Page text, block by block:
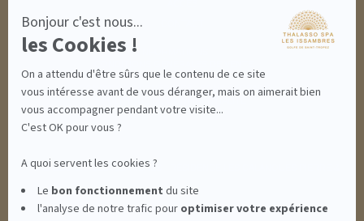
Bonjour c'est nous...
les Cookies !
On a attendu d'être sûrs que le contenu de ce site
vous intéresse avant de vous déranger, mais on aimerait bien
vous accompagner pendant votre visite...
C'est OK pour vous ?
A quoi servent les cookies ?
Le bon fonctionnement du site
l'analyse de notre trafic pour optimiservotre expérience
MENTIONS LÉGALES
CONDITIONS GÉNÉRALES - BONS CADEAUX
POLITIQUE DE CONFIDENTIALITÉ
THALASSO SPA LES ISSAMBRES - RÉSIDENCE LES CALANQUES PIERRE &
VACANCES**** - BOULEVARD DU MÉROU - 83380 LES ISSAMBRES -